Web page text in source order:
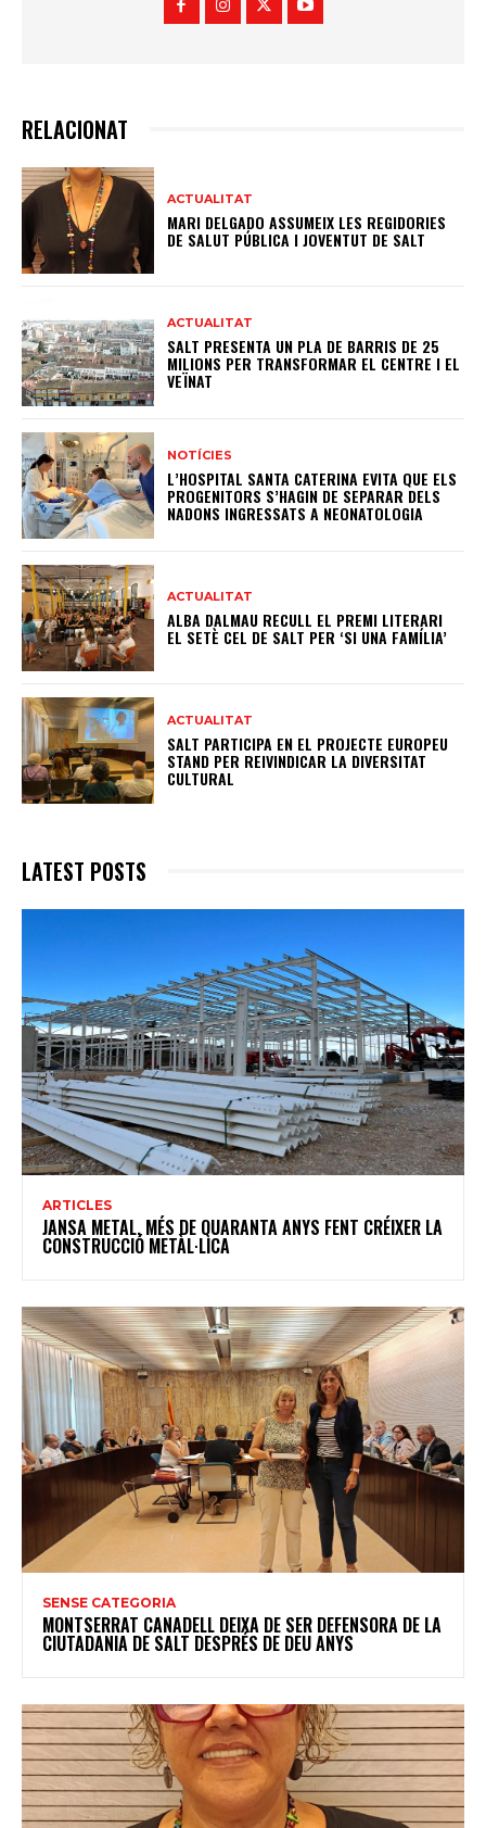
RELACIONAT
ACTUALITAT
MARI DELGADO ASSUMEIX LES REGIDORIES
DE SALUT PÚBLICA I JOVENTUT DE SALT
ACTUALITAT
SALT PRESENTA UN PLA DE BARRIS DE 25
MILIONS PER TRANSFORMAR EL CENTRE I EL
VEÏNAT
NOTÍCIES
L’HOSPITAL SANTA CATERINA EVITA QUE ELS
PROGENITORS S’HAGIN DE SEPARAR DELS
NADONS INGRESSATS A NEONATOLOGIA
ACTUALITAT
ALBA DALMAU RECULL EL PREMI LITERARI
EL SETÈ CEL DE SALT PER ‘SI UNA FAMÍLIA’
ACTUALITAT
SALT PARTICIPA EN EL PROJECTE EUROPEU
STAND PER REIVINDICAR LA DIVERSITAT
CULTURAL
LATEST POSTS
ARTICLES
JANSA METAL, MÉS DE QUARANTA ANYS FENT CRÉIXER LA
CONSTRUCCIÓ METÀL·LICA
SENSE CATEGORIA
MONTSERRAT CANADELL DEIXA DE SER DEFENSORA DE LA
CIUTADANIA DE SALT DESPRÉS DE DEU ANYS